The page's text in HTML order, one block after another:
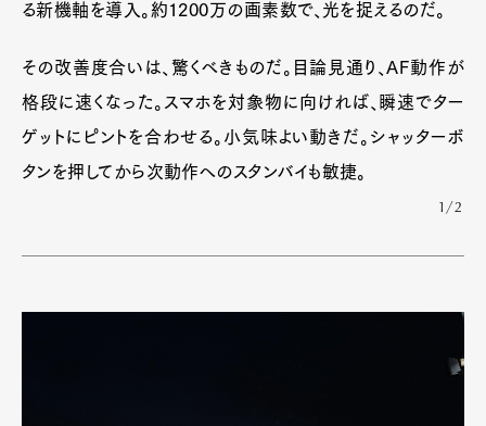
る新機軸を導入。約1200万の画素数で、光を捉えるのだ。
その改善度合いは、驚くべきものだ。目論見通り、AF動作が
格段に速くなった。スマホを対象物に向ければ、瞬速でター
ゲットにピントを合わせる。小気味よい動きだ。シャッターボ
タンを押してから次動作へのスタンバイも敏捷。
1/2